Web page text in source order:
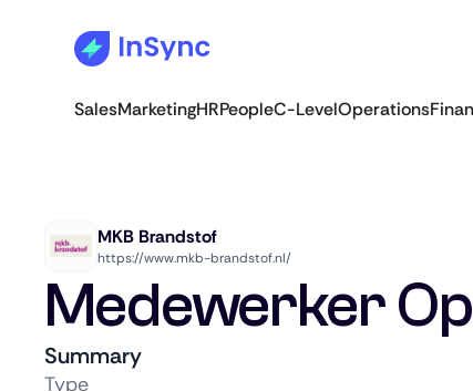
SalesMarketingHRPeopleC-LevelOperations
MKB Brandstof
https://www.mkb-brandstof.nl/
Medewerker
Summary
Type